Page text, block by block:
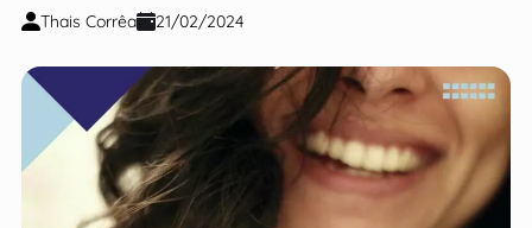
Thais Corrêa 21/02/2024